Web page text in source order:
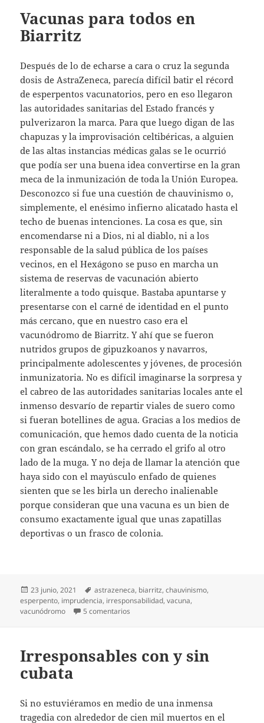
Vacunas para todos en
Biarritz
Después de lo de echarse a cara o cruz la segunda
dosis de AstraZeneca, parecía difícil batir el récord
de esperpentos vacunatorios, pero en eso llegaron
las autoridades sanitarias del Estado francés y
pulverizaron la marca. Para que luego digan de las
chapuzas y la improvisación celtibéricas, a alguien
de las altas instancias médicas galas se le ocurrió
que podía ser una buena idea convertirse en la gran
meca de la inmunización de toda la Unión Europea.
Desconozco si fue una cuestión de chauvinismo o,
simplemente, el enésimo infierno alicatado hasta el
techo de buenas intenciones. La cosa es que, sin
encomendarse ni a Dios, ni al diablo, ni a los
responsable de la salud pública de los países
vecinos, en el Hexágono se puso en marcha un
sistema de reservas de vacunación abierto
literalmente a todo quisque. Bastaba apuntarse y
presentarse con el carné de identidad en el punto
más cercano, que en nuestro caso era el
vacunódromo de Biarritz. Y ahí que se fueron
nutridos grupos de gipuzkoanos y navarros,
principalmente adolescentes y jóvenes, de procesión
inmunizatoria. No es difícil imaginarse la sorpresa y
el cabreo de las autoridades sanitarias locales ante el
inmenso desvarío de repartir viales de suero como
si fueran botellines de agua. Gracias a los medios de
comunicación, que hemos dado cuenta de la noticia
con gran escándalo, se ha cerrado el grifo al otro
lado de la muga. Y no deja de llamar la atención que
haya sido con el mayúsculo enfado de quienes
sienten que se les birla un derecho inalienable
porque consideran que una vacuna es un bien de
consumo exactamente igual que unas zapatillas
deportivas o un frasco de colonia.
Publicado
el
23 junio, 2021 Etiquetas
astrazeneca, biarritz,chauvinismo,
esperpento, imprudencia, irresponsabilidad,vacuna,
vacunódromo
5 comentarios
Irresponsables con y sin
cubata
Si no estuviéramos en medio de una inmensa
tragedia con alrededor de cien mil muertos en el